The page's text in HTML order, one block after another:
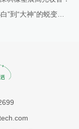
大神”的蜕变之旅！